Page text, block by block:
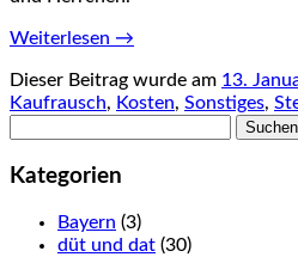
Weiterlesen →
Dieser Beitrag wurde am 13.
Kaufrausch, Kosten, Sonstiges,
Kategorien
Bayern (3)
düt und dat (30)